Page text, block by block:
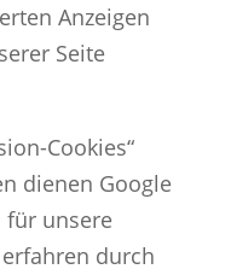
Anzeigen
Seite
Cookies“
dienen Google
für unsere
durch